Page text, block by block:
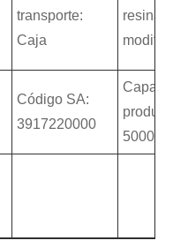
transporte:
Caja
resina
Código SA:
3917220000